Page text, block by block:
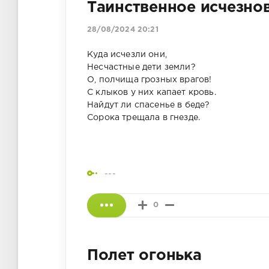
Таинственное
28/08/2024 20:21
Куда исчезли они,
Несчастные дети земли?
О, полчища грозных врагов!
С клыков у них капает кровь.
Найдут ли спасенье в беде?
Сорока трещала в гнезде.
---
0
Полет огонька